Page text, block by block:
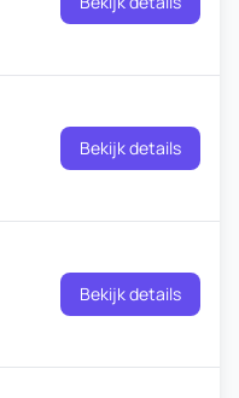
Bekijk details
Bekijk details